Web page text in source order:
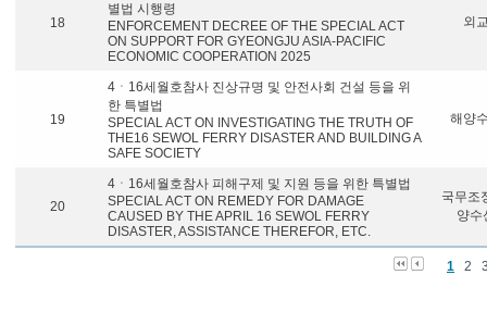
18
별법 시행령
ENFORCEMENT DECREE OF THE SPECIAL ACT
ON SUPPORT FOR GYEONGJU ASIA-PACIFIC
ECONOMIC COOPERATION 2025
외
19
4ㆍ16세월호참사 진상규명 및 안전사회 건설 등을 위
한 특별법
SPECIAL ACT ON INVESTIGATING THE TRUTH OF
THE16 SEWOL FERRY DISASTER AND BUILDING A
SAFE SOCIETY
해양
20
4ㆍ16세월호참사 피해구제 및 지원 등을 위한 특별법
SPECIAL ACT ON REMEDY FOR DAMAGE
CAUSED BY THE APRIL 16 SEWOL FERRY
DISASTER, ASSISTANCE THEREFOR, ETC.
국무조
양수
1 2